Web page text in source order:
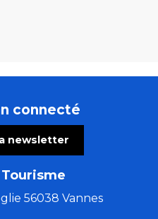
connecté
newsletter
56038 Vannes